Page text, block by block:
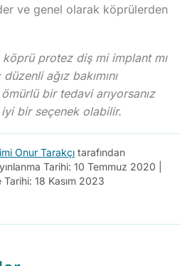
ve genel olarak köprülerden
köprü protez diş mi implant mı
ağız bakımını
bir tedavi arıyorsanız
bir seçenek olabilir.
Onur Tarakçı tarafından
Tarihi: 10 Temmuz 2020 |
18 Kasım 2023